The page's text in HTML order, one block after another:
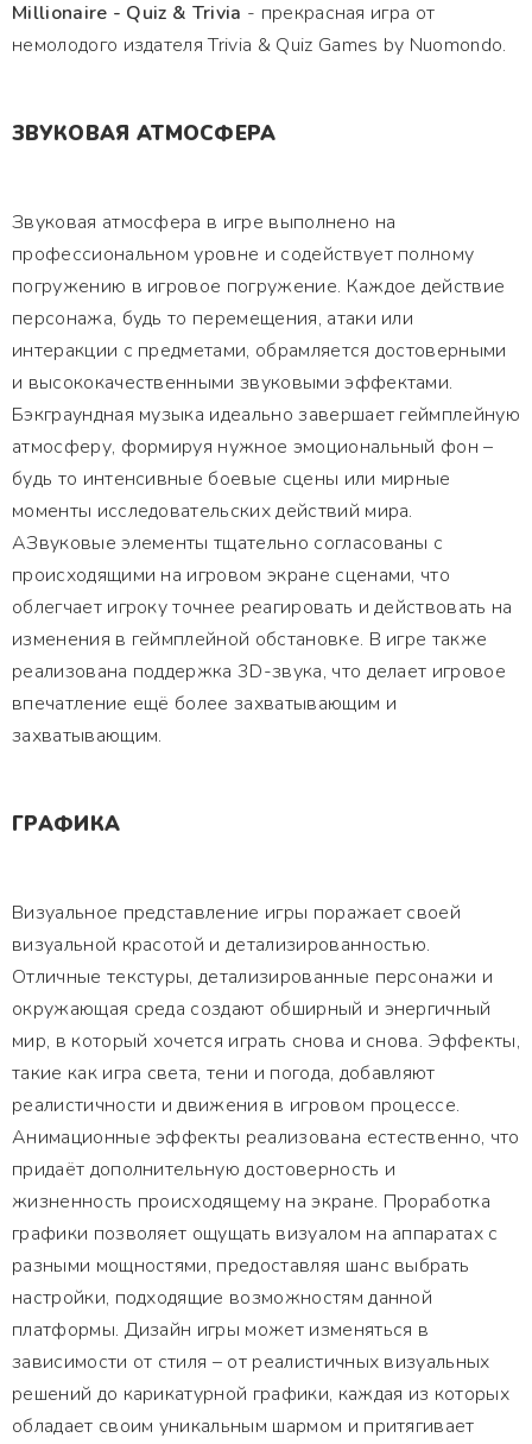
Millionaire - Quiz & Trivia - прекрасная игра от
немолодого издателя Trivia & Quiz Games by Nuomondo.
ЗВУКОВАЯ АТМОСФЕРА
Звуковая атмосфера в игре выполнено на
профессиональном уровне и содействует полному
погружению в игровое погружение. Каждое действие
персонажа, будь то перемещения, атаки или
интеракции с предметами, обрамляется достоверными
и высококачественными звуковыми эффектами.
Бэкграундная музыка идеально завершает геймплейную
атмосферу, формируя нужное эмоциональный фон –
будь то интенсивные боевые сцены или мирные
моменты исследовательских действий мира.
АЗвуковые элементы тщательно согласованы с
происходящими на игровом экране сценами, что
облегчает игроку точнее реагировать и действовать на
изменения в геймплейной обстановке. В игре также
реализована поддержка 3D-звука, что делает игровое
впечатление ещё более захватывающим и
захватывающим.
ГРАФИКА
Визуальное представление игры поражает своей
визуальной красотой и детализированностью.
Отличные текстуры, детализированные персонажи и
окружающая среда создают обширный и энергичный
мир, в который хочется играть снова и снова. Эффекты,
такие как игра света, тени и погода, добавляют
реалистичности и движения в игровом процессе.
Анимационные эффекты реализована естественно, что
придаёт дополнительную достоверность и
жизненность происходящему на экране. Проработка
графики позволяет ощущать визуалом на аппаратах с
разными мощностями, предоставляя шанс выбрать
настройки, подходящие возможностям данной
платформы. Дизайн игры может изменяться в
зависимости от стиля – от реалистичных визуальных
решений до карикатурной графики, каждая из которых
обладает своим уникальным шармом и притягивает